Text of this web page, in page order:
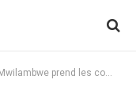
les commandes des FARDC